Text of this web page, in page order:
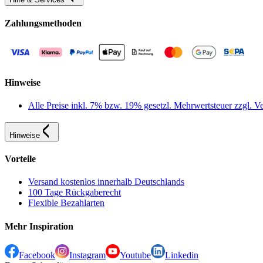
Zahlungsmethoden
Hinweise
Alle Preise inkl. 7% bzw. 19% gesetzl. Mehrwertsteuer zzgl.
Hinweise
Vorteile
Versand kostenlos innerhalb Deutschlands
100 Tage Rückgaberecht
Flexible Bezahlarten
Mehr Inspiration
Facebook Instagram Youtube
Linkedin